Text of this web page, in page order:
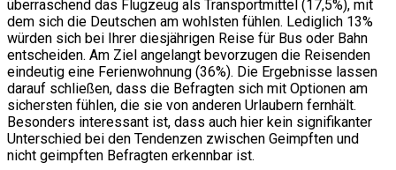
überraschend das Flugzeug als Transportmittel (17,5%), mit
dem sich die Deutschen am wohlsten fühlen. Lediglich 13%
würden sich bei Ihrer diesjährigen Reise für Bus oder Bahn
entscheiden. Am Ziel angelangt bevorzugen die Reisenden
eindeutig eine Ferienwohnung (36%). Die Ergebnisse lassen
darauf schließen, dass die Befragten sich mit Optionen am
sichersten fühlen, die sie von anderen Urlaubern fernhält.
Besonders interessant ist, dass auch hier kein signifikanter
Unterschied bei den Tendenzen zwischen Geimpften und
nicht geimpften Befragten erkennbar ist.